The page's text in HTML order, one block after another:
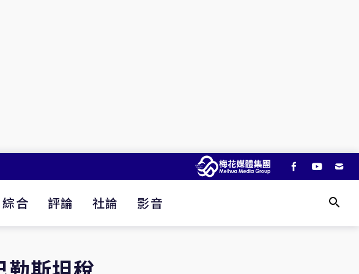
綜合 評論 社論 影音